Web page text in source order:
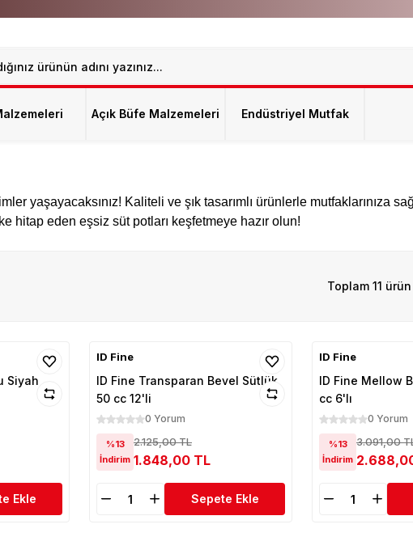
Açık Büfe Malzemeleri Endüstriyel Mutfak
yaşayacaksınız! Kaliteli ve şık tasarımlı ürünlerle mutfaklarınıza
hitap eden eşsiz süt potları keşfetmeye hazır olun!
Toplam 11 ürün
Siyah
Ekle
ID Fine
ID Fine Transparan Bevel Sütlük
50 cc 12'li
0 Yorum
%13
İndirim
2.125,00 TL
1.848,00 TL
Sepete Ekle
ID Fine
ID Fine Mellow
cc 6'lı
0 Yorum
%13
İndirim
3.091,00